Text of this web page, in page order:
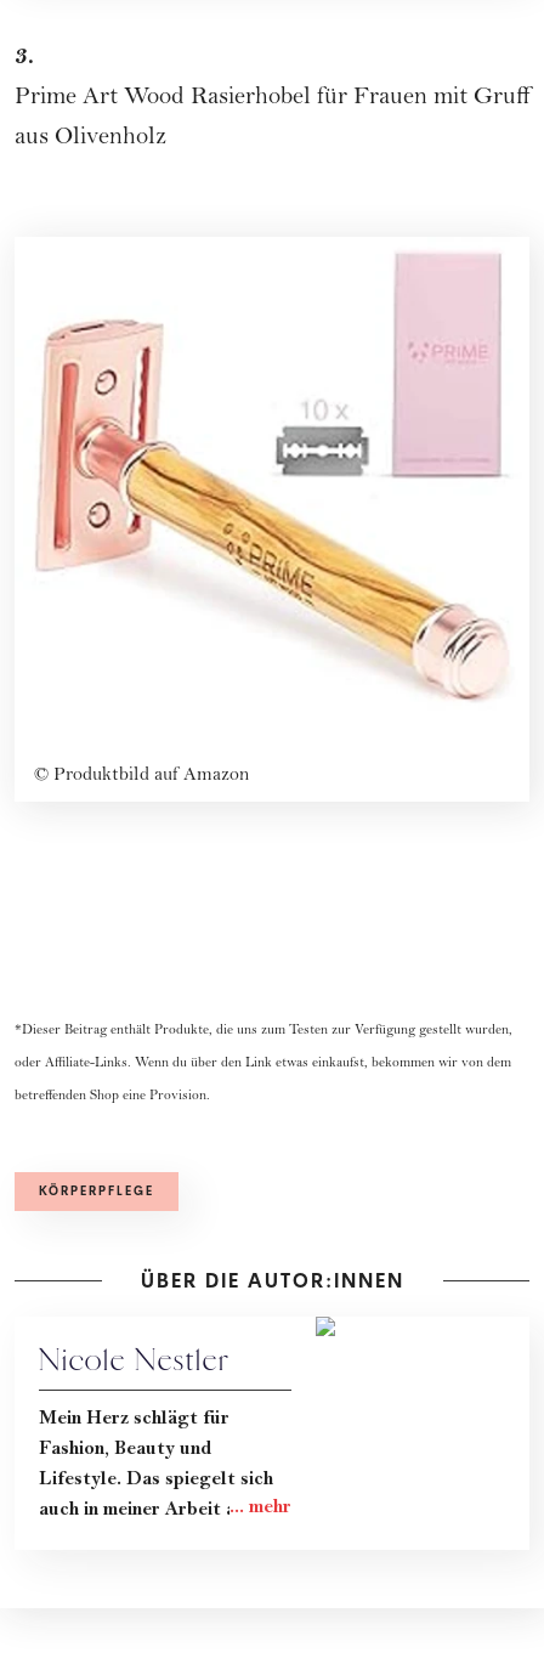
3.
Prime Art Wood Rasierhobel für Frauen mit Gruff
aus Olivenholz
© Produktbild auf Amazon
*Dieser Beitrag enthält Produkte, die uns zum Testen zur Verfügung gestellt wurden,
oder Affiliate-Links. Wenn du über den Link etwas einkaufst, bekommen wir von dem
betreffenden Shop eine Provision.
KÖRPERPFLEGE
ÜBER DIE AUTOR:INNEN
Nicole Nestler
Mein Herz schlägt für
Fashion, Beauty und
Lifestyle. Das spiegelt sich
auch in meiner Arbeit als